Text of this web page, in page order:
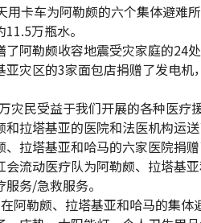
用卡车为阿勒颇的六个集体避难
万瓶水。
了阿勒颇收容地震受灾家庭的24处
亚灾区的3家面包店捐赠了发电
灾民受益于我们开展的各种医疗
和拉塔基亚的医院和法医机构运送
、拉塔基亚和哈马的六家医院捐
会流动医疗队为阿勒颇、拉塔基
务/急救服务。
阿勒颇、拉塔基亚和哈马的集体